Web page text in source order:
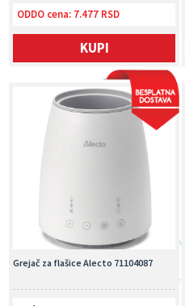
ODDO cena: 7.477 RSD
KUPI
Grejač za flašice Alecto 71104087